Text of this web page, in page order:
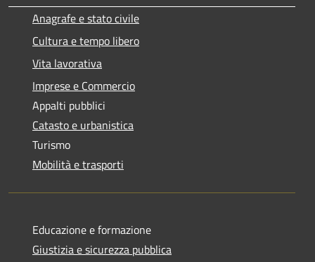
Anagrafe e stato civile
Cultura e tempo libero
Vita lavorativa
Imprese e Commercio
Appalti pubblici
Catasto e urbanistica
Turismo
Mobilità e trasporti
Educazione e formazione
Giustizia e sicurezza pubblica